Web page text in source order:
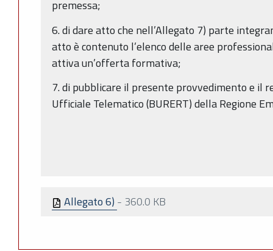
premessa;
6. di dare atto che nell’Allegato 7) parte
atto è contenuto l’elenco delle aree
attiva un’offerta formativa;
7. di pubblicare il presente provvedimento e il
Ufficiale Telematico (BURERT) della Regione
Allegato 6) - 360.0 KB